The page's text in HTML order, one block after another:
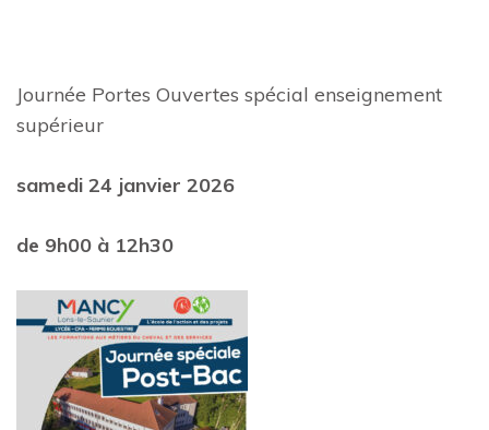
Journée Portes Ouvertes spécial enseignement
supérieur
samedi 24 janvier 2026
de 9h00 à 12h30